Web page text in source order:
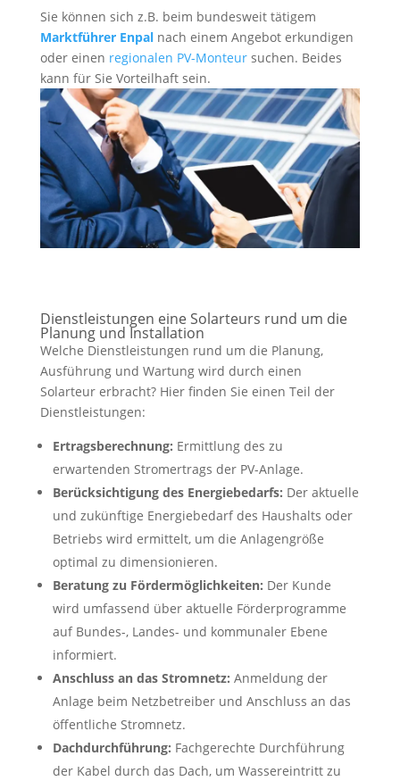
Sie können sich z.B. beim bundesweit tätigem
Marktführer Enpalnach einem Angebot erkundigen
oder einen regionalen PV-Monteursuchen. Beides
kann für Sie Vorteilhaft sein.
Dienstleistungen eine Solarteurs rund um die
Planung und Installation
Welche Dienstleistungen rund um die Planung,
Ausführung und Wartung wird durch einen
Solarteur erbracht? Hier finden Sie einen Teil der
Dienstleistungen:
Ertragsberechnung: Ermittlung des zu
erwartenden Stromertrags der PV-Anlage.
Berücksichtigung des Energiebedarfs: Der aktuelle
und zukünftige Energiebedarf des Haushalts oder
Betriebs wird ermittelt, um die Anlagengröße
optimal zu dimensionieren.
Beratung zu Fördermöglichkeiten: Der Kunde
wird umfassend über aktuelle Förderprogramme
auf Bundes-, Landes- und kommunaler Ebene
informiert.
Anschluss an das Stromnetz: Anmeldung der
Anlage beim Netzbetreiber und Anschluss an das
öffentliche Stromnetz.
Dachdurchführung: Fachgerechte Durchführung
der Kabel durch das Dach, um Wassereintritt zu